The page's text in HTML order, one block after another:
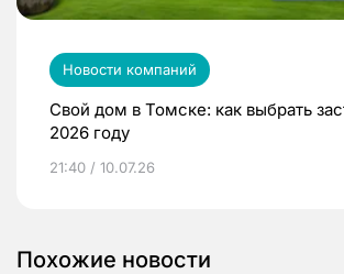
Новости компаний
Свой дом в Томске: как выбрать
2026 году
21:40 / 10.07.26
Похожие новости